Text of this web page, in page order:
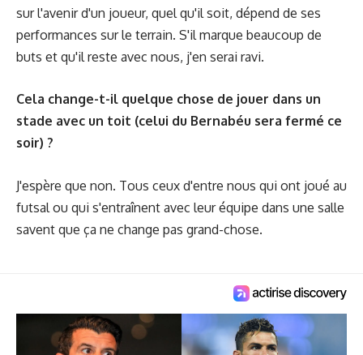
sur l'avenir d'un joueur, quel qu'il soit, dépend de ses
performances sur le terrain. S'il marque beaucoup de
buts et qu'il reste avec nous, j'en serai ravi.
Cela change-t-il quelque chose de jouer dans un
stade avec un toit (celui du Bernabéu sera fermé ce
soir) ?
J'espère que non. Tous ceux d'entre nous qui ont joué au
futsal ou qui s'entraînent avec leur équipe dans une salle
savent que ça ne change pas grand-chose.